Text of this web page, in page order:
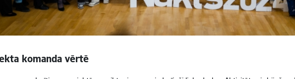
komanda vērtē